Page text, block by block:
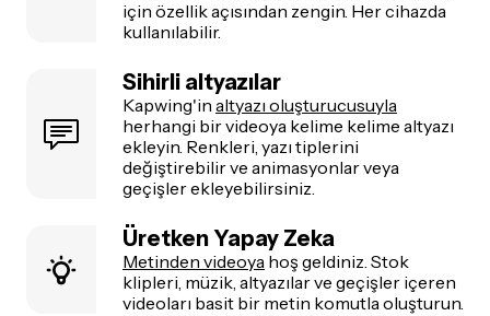
için özellik açısından zengin. Her cihazda
kullanılabilir.
Sihirli altyazılar
Kapwing'in altyazı oluşturucusuyla
herhangi bir videoya kelime kelime altyazı
ekleyin. Renkleri, yazı tiplerini
değiştirebilir ve animasyonlar veya
geçişler ekleyebilirsiniz.
Üretken Yapay Zeka
Metinden videoya hoş geldiniz. Stok
klipleri, müzik, altyazılar ve geçişler içeren
videoları basit bir metin komutla oluşturun.